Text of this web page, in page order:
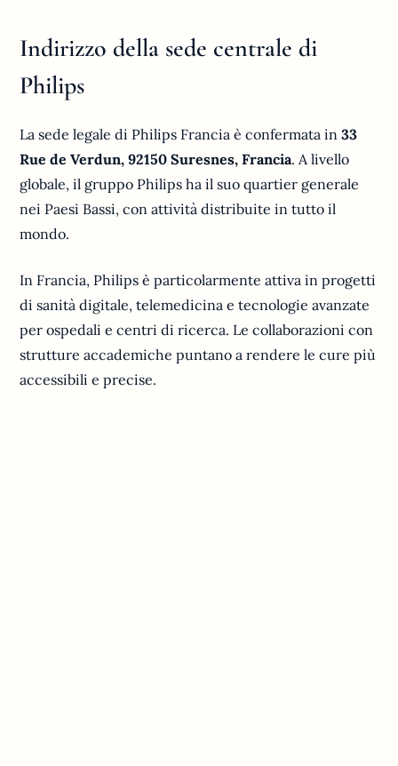
Indirizzo della sede centrale di
Philips
La sede legale di Philips Francia è confermata in33
Rue de Verdun, 92150 Suresnes, Francia. A livello
globale, il gruppo Philips ha il suo quartier generale
nei Paesi Bassi, con attività distribuite in tutto il
mondo.
In Francia, Philips è particolarmente attiva in progetti
di sanità digitale, telemedicina e tecnologie avanzate
per ospedali e centri di ricerca. Le collaborazioni con
strutture accademiche puntano a rendere le cure più
accessibili e precise.